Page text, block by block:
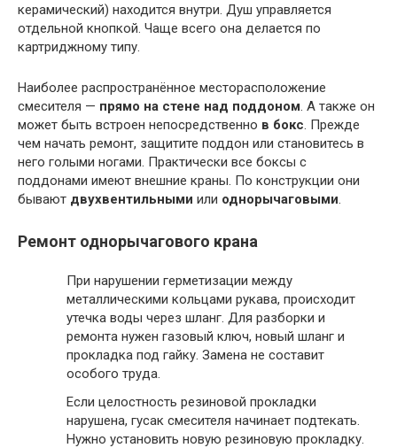
керамический) находится внутри. Душ управляется
отдельной кнопкой. Чаще всего она делается по
картриджному типу.
Наиболее распространённое месторасположение
смесителя — прямо на стене над поддоном. А также он
может быть встроен непосредственно в бокс. Прежде
чем начать ремонт, защитите поддон или становитесь в
него голыми ногами. Практически все боксы с
поддонами имеют внешние краны. По конструкции они
бывают двухвентильными или однорычаговыми.
Ремонт однорычагового крана
При нарушении герметизации между
металлическими кольцами рукава, происходит
утечка воды через шланг. Для разборки и
ремонта нужен газовый ключ, новый шланг и
прокладка под гайку. Замена не составит
особого труда.
Если целостность резиновой прокладки
нарушена, гусак смесителя начинает подтекать.
Нужно установить новую резиновую прокладку.